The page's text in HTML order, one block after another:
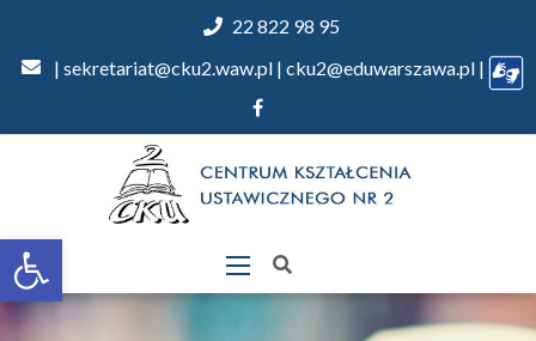
Otwórz
pasek
narzędzi
22 822 98 95
| sekretariat@cku2.waw.pl | cku2@eduwarszawa.pl |